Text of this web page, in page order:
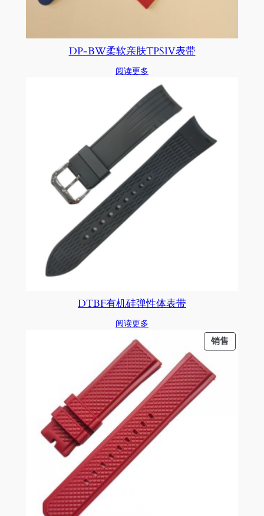
DP-BW柔软亲肤TPSIV表带
阅读更多
DTBF有机硅弹性体表带
阅读更多
销售
销